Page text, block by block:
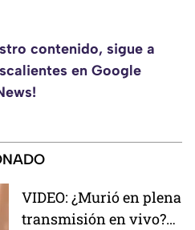
contenido, sigue a
en Google
VIDEO: ¿Murió en plena
transmisión en vivo?